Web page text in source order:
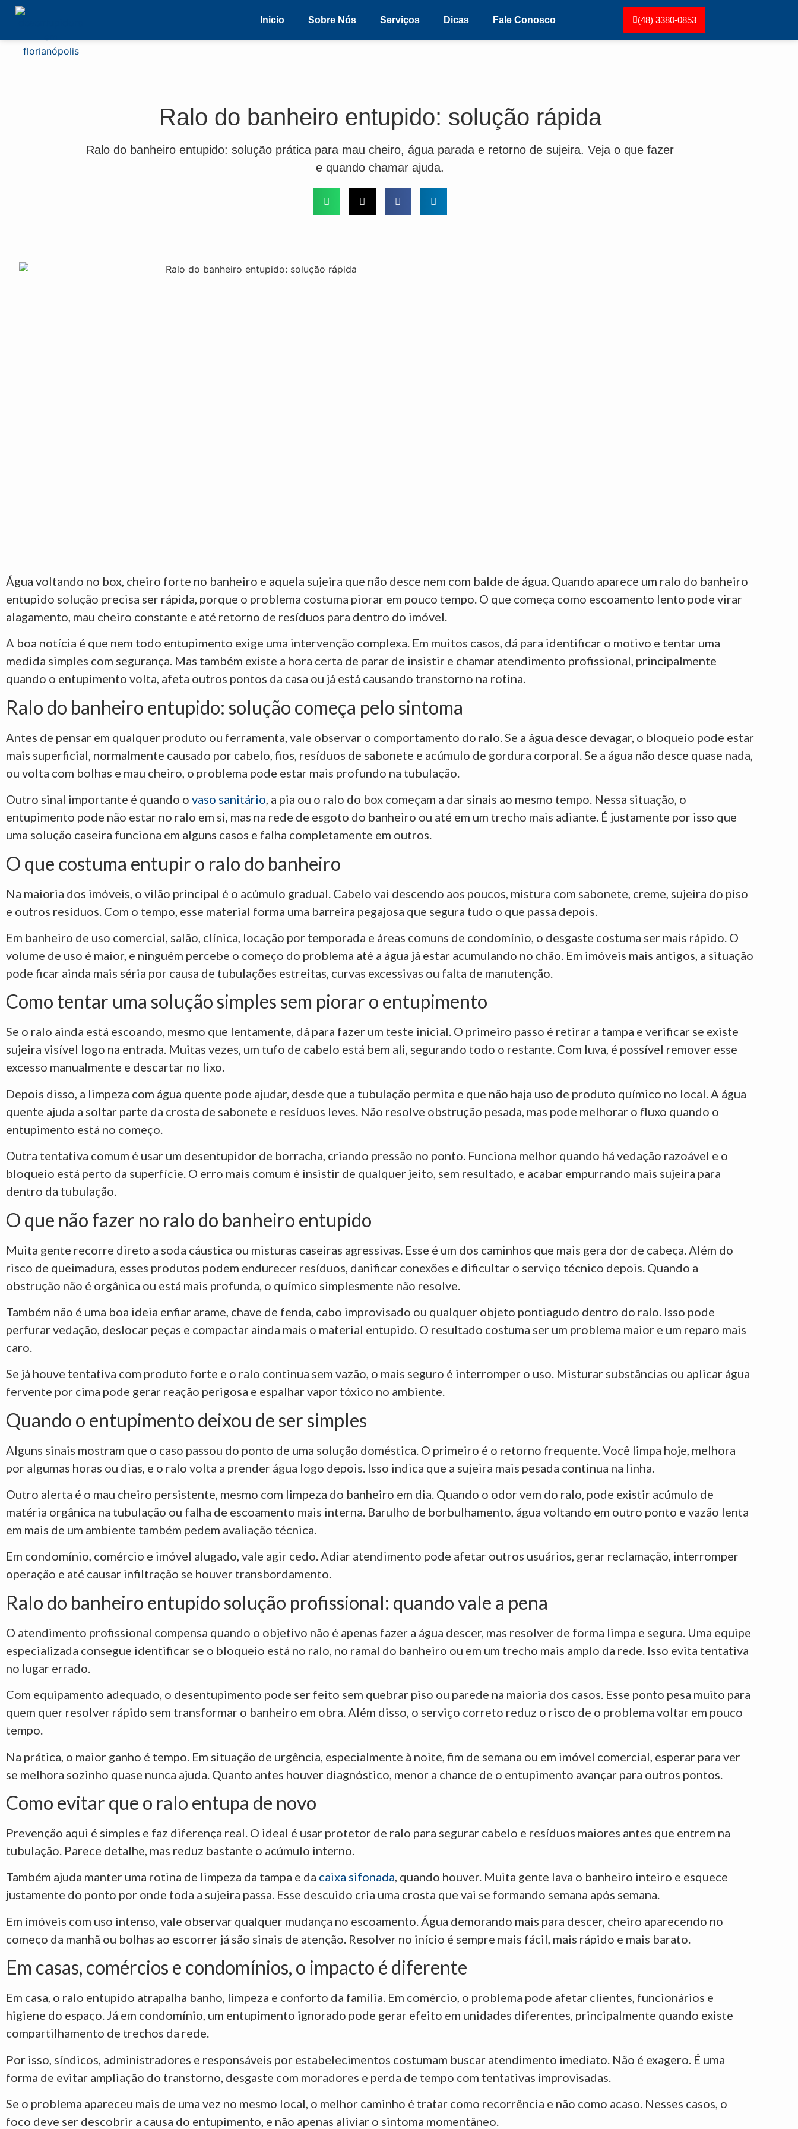
Inicio Sobre Nós Serviços Dicas Fale Conosco (48) 3380-0853
Ralo do banheiro entupido: solução rápida
Ralo do banheiro entupido: solução prática para mau cheiro, água parada e retorno de sujeira. Veja o que fazer
e quando chamar ajuda.
Água voltando no box, cheiro forte no banheiro e aquela sujeira que não desce nem com balde de água. Quando aparece um ralo do banheiro
entupido solução precisa ser rápida, porque o problema costuma piorar em pouco tempo. O que começa como escoamento lento pode virar
alagamento, mau cheiro constante e até retorno de resíduos para dentro do imóvel.
A boa notícia é que nem todo entupimento exige uma intervenção complexa. Em muitos casos, dá para identificar o motivo e tentar uma
medida simples com segurança. Mas também existe a hora certa de parar de insistir e chamar atendimento profissional, principalmente
quando o entupimento volta, afeta outros pontos da casa ou já está causando transtorno na rotina.
Ralo do banheiro entupido: solução começa pelo sintoma
Antes de pensar em qualquer produto ou ferramenta, vale observar o comportamento do ralo. Se a água desce devagar, o bloqueio pode estar
mais superficial, normalmente causado por cabelo, fios, resíduos de sabonete e acúmulo de gordura corporal. Se a água não desce quase nada,
ou volta com bolhas e mau cheiro, o problema pode estar mais profundo na tubulação.
Outro sinal importante é quando o vaso sanitário, a pia ou o ralo do box começam a dar sinais ao mesmo tempo. Nessa situação, o
entupimento pode não estar no ralo em si, mas na rede de esgoto do banheiro ou até em um trecho mais adiante. É justamente por isso que
uma solução caseira funciona em alguns casos e falha completamente em outros.
O que costuma entupir o ralo do banheiro
Na maioria dos imóveis, o vilão principal é o acúmulo gradual. Cabelo vai descendo aos poucos, mistura com sabonete, creme, sujeira do piso
e outros resíduos. Com o tempo, esse material forma uma barreira pegajosa que segura tudo o que passa depois.
Em banheiro de uso comercial, salão, clínica, locação por temporada e áreas comuns de condomínio, o desgaste costuma ser mais rápido. O
volume de uso é maior, e ninguém percebe o começo do problema até a água já estar acumulando no chão. Em imóveis mais antigos, a situação
pode ficar ainda mais séria por causa de tubulações estreitas, curvas excessivas ou falta de manutenção.
Como tentar uma solução simples sem piorar o entupimento
Se o ralo ainda está escoando, mesmo que lentamente, dá para fazer um teste inicial. O primeiro passo é retirar a tampa e verificar se existe
sujeira visível logo na entrada. Muitas vezes, um tufo de cabelo está bem ali, segurando todo o restante. Com luva, é possível remover esse
excesso manualmente e descartar no lixo.
Depois disso, a limpeza com água quente pode ajudar, desde que a tubulação permita e que não haja uso de produto químico no local. A água
quente ajuda a soltar parte da crosta de sabonete e resíduos leves. Não resolve obstrução pesada, mas pode melhorar o fluxo quando o
entupimento está no começo.
Outra tentativa comum é usar um desentupidor de borracha, criando pressão no ponto. Funciona melhor quando há vedação razoável e o
bloqueio está perto da superfície. O erro mais comum é insistir de qualquer jeito, sem resultado, e acabar empurrando mais sujeira para
dentro da tubulação.
O que não fazer no ralo do banheiro entupido
Muita gente recorre direto a soda cáustica ou misturas caseiras agressivas. Esse é um dos caminhos que mais gera dor de cabeça. Além do
risco de queimadura, esses produtos podem endurecer resíduos, danificar conexões e dificultar o serviço técnico depois. Quando a
obstrução não é orgânica ou está mais profunda, o químico simplesmente não resolve.
Também não é uma boa ideia enfiar arame, chave de fenda, cabo improvisado ou qualquer objeto pontiagudo dentro do ralo. Isso pode
perfurar vedação, deslocar peças e compactar ainda mais o material entupido. O resultado costuma ser um problema maior e um reparo mais
caro.
Se já houve tentativa com produto forte e o ralo continua sem vazão, o mais seguro é interromper o uso. Misturar substâncias ou aplicar água
fervente por cima pode gerar reação perigosa e espalhar vapor tóxico no ambiente.
Quando o entupimento deixou de ser simples
Alguns sinais mostram que o caso passou do ponto de uma solução doméstica. O primeiro é o retorno frequente. Você limpa hoje, melhora
por algumas horas ou dias, e o ralo volta a prender água logo depois. Isso indica que a sujeira mais pesada continua na linha.
Outro alerta é o mau cheiro persistente, mesmo com limpeza do banheiro em dia. Quando o odor vem do ralo, pode existir acúmulo de
matéria orgânica na tubulação ou falha de escoamento mais interna. Barulho de borbulhamento, água voltando em outro ponto e vazão lenta
em mais de um ambiente também pedem avaliação técnica.
Em condomínio, comércio e imóvel alugado, vale agir cedo. Adiar atendimento pode afetar outros usuários, gerar reclamação, interromper
operação e até causar infiltração se houver transbordamento.
Ralo do banheiro entupido solução profissional: quando vale a pena
O atendimento profissional compensa quando o objetivo não é apenas fazer a água descer, mas resolver de forma limpa e segura. Uma equipe
especializada consegue identificar se o bloqueio está no ralo, no ramal do banheiro ou em um trecho mais amplo da rede. Isso evita tentativa
no lugar errado.
Com equipamento adequado, o desentupimento pode ser feito sem quebrar piso ou parede na maioria dos casos. Esse ponto pesa muito para
quem quer resolver rápido sem transformar o banheiro em obra. Além disso, o serviço correto reduz o risco de o problema voltar em pouco
tempo.
Na prática, o maior ganho é tempo. Em situação de urgência, especialmente à noite, fim de semana ou em imóvel comercial, esperar para ver
se melhora sozinho quase nunca ajuda. Quanto antes houver diagnóstico, menor a chance de o entupimento avançar para outros pontos.
Como evitar que o ralo entupa de novo
Prevenção aqui é simples e faz diferença real. O ideal é usar protetor de ralo para segurar cabelo e resíduos maiores antes que entrem na
tubulação. Parece detalhe, mas reduz bastante o acúmulo interno.
Também ajuda manter uma rotina de limpeza da tampa e da caixa sifonada, quando houver. Muita gente lava o banheiro inteiro e esquece
justamente do ponto por onde toda a sujeira passa. Esse descuido cria uma crosta que vai se formando semana após semana.
Em imóveis com uso intenso, vale observar qualquer mudança no escoamento. Água demorando mais para descer, cheiro aparecendo no
começo da manhã ou bolhas ao escorrer já são sinais de atenção. Resolver no início é sempre mais fácil, mais rápido e mais barato.
Em casas, comércios e condomínios, o impacto é diferente
Em casa, o ralo entupido atrapalha banho, limpeza e conforto da família. Em comércio, o problema pode afetar clientes, funcionários e
higiene do espaço. Já em condomínio, um entupimento ignorado pode gerar efeito em unidades diferentes, principalmente quando existe
compartilhamento de trechos da rede.
Por isso, síndicos, administradores e responsáveis por estabelecimentos costumam buscar atendimento imediato. Não é exagero. É uma
forma de evitar ampliação do transtorno, desgaste com moradores e perda de tempo com tentativas improvisadas.
Se o problema apareceu mais de uma vez no mesmo local, o melhor caminho é tratar como recorrência e não como acaso. Nesses casos, o
foco deve ser descobrir a causa do entupimento, e não apenas aliviar o sintoma momentâneo.